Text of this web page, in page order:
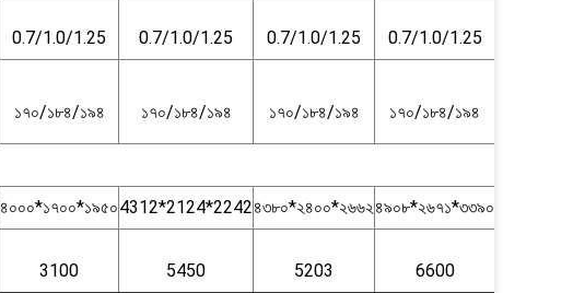
0.7/1.0/1.25 0.7/1.0/1.25 0.7/1.0/1.25
0.7/1.0/1.25
১৭০/১৮৪/১৯৪ ১৭০/১৮৪/১৯৪ ১৭০/১৮৪/১৯৪ ১৭০/১৮৪/১৯৪
৪০০০*১৭০০*১৯৫০4312*2124*2242৪৩৮০*২৪০০*২৬৬২৪৯০৮*২৬৭১*৩৩৯০
3100 5450 5203 6600